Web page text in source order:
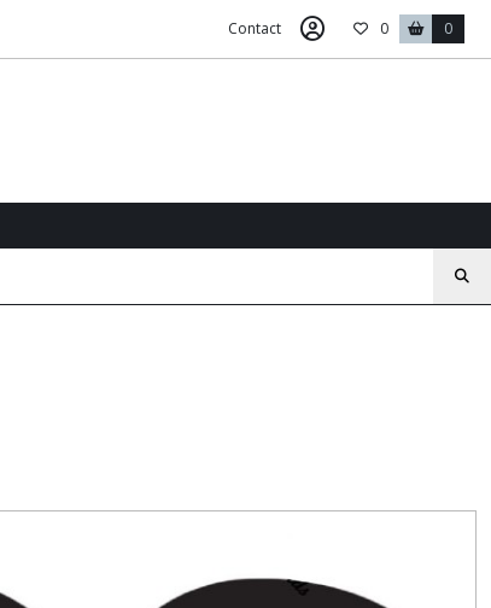
Contact 0 0